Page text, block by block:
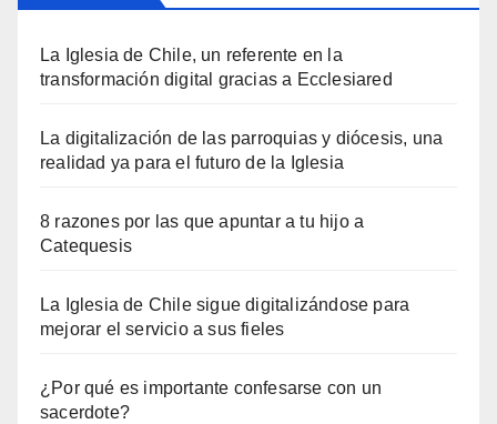
La Iglesia de Chile, un referente en la
transformación digital gracias a Ecclesiared
La digitalización de las parroquias y diócesis, una
realidad ya para el futuro de la Iglesia
8 razones por las que apuntar a tu hijo a
Catequesis
La Iglesia de Chile sigue digitalizándose para
mejorar el servicio a sus fieles
¿Por qué es importante confesarse con un
sacerdote?